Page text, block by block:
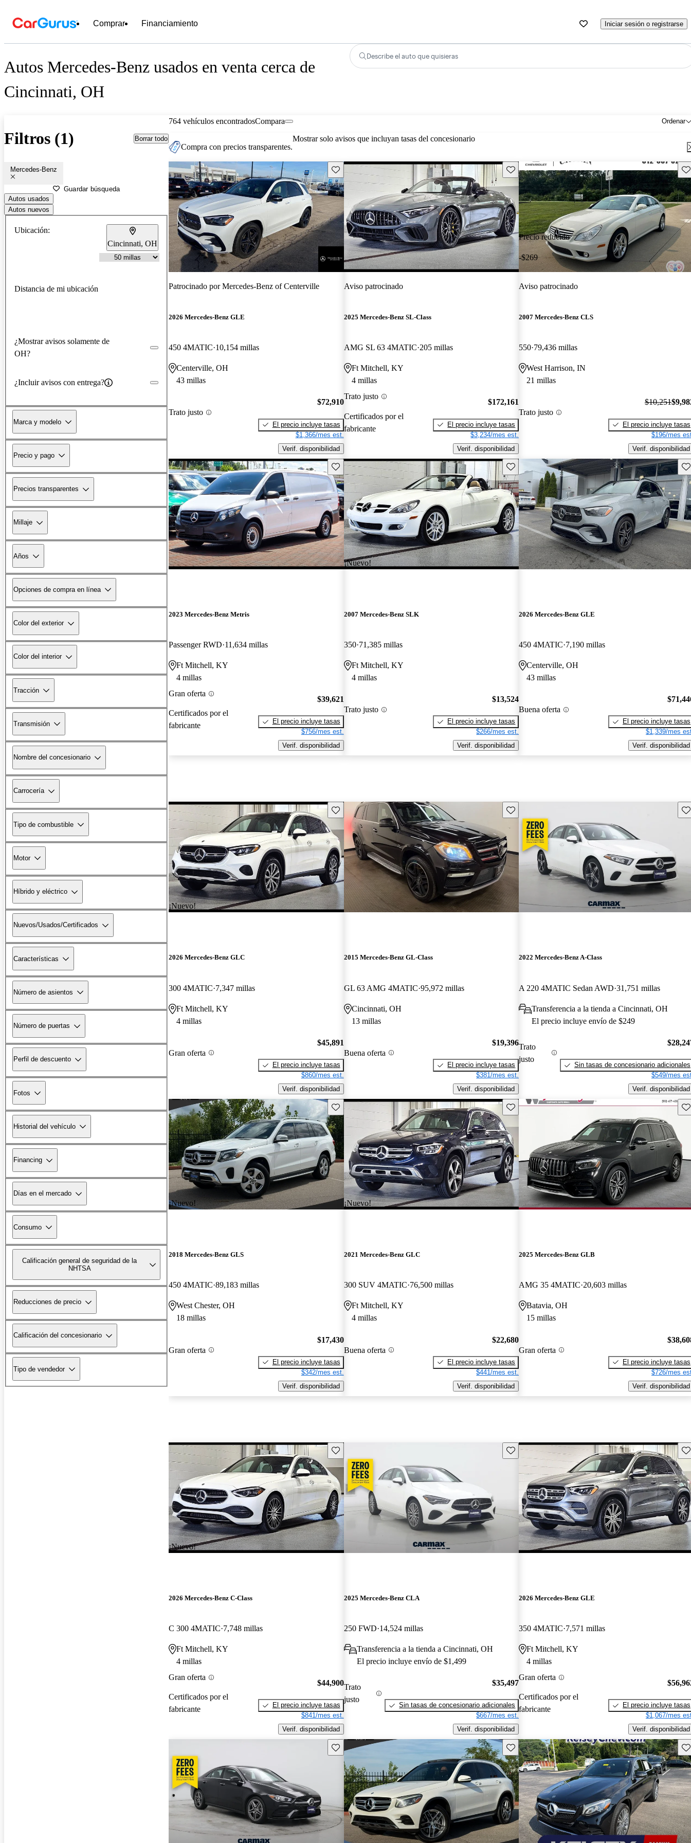
Comprar Financiamiento Iniciar sesión o registrarse
Autos Mercedes-Benz usados en venta cerca de
Cincinnati, OH
Describe el auto que quisieras
Filtros (1) Borrar todo
Mercedes-Benz
Guardar búsqueda
Autos usados
Autos nuevos
Ubicación:
Cincinnati, OH
Distancia de mi ubicación
¿Mostrar avisos solamente de
OH?
¿Incluir avisos con entrega?
Marca y modelo
Precio y pago
Precios transparentes
Millaje
Años
Opciones de compra en línea
Color del exterior
Color del interior
Tracción
Transmisión
Nombre del concesionario
Carrocería
Tipo de combustible
Motor
Híbrido y eléctrico
Nuevos/Usados/Certificados
Características
Número de asientos
Número de puertas
Perfil de descuento
Fotos
Historial del vehículo
Financing
Días en el mercado
Consumo
Calificación general de seguridad de la
NHTSA
Reducciones de precio
Calificación del concesionario
Tipo de vendedor
764 vehículos encontrados Ordenar
Compara
Compra con precios transparentes.
Mostrar solo avisos que incluyan tasas del concesionario
Guarda este Aviso
Patrocinado porMercedes-Benz of Centerville
2026 Mercedes-Benz GLE
450 4MATIC 10,154 millas
Centerville, OH
43 millas
Trato justo
$72,910
El precio incluye tasas
$1,366/mes est.
Verif. disponibilidad
Guarda este Aviso
Aviso patrocinado
2025 Mercedes-Benz SL-Class
AMG SL 63 4MATIC 205 millas
Ft Mitchell, KY
4 millas
Trato justo
Certificados por el
fabricante
$172,161
El precio incluye tasas
$3,234/mes est.
Verif. disponibilidad
Precio reducido
-$269
Aviso patrocinado
2007 Mercedes-Benz CLS
550 79,436 millas
West Harrison, IN
21 millas
Trato justo
$10,251
El precio incluye tasas
$196/mes
Verif. disponibilidad
Guarda este Aviso
2023 Mercedes-Benz Metris
Passenger RWD 11,634 millas
Ft Mitchell, KY
4 millas
Gran oferta
Certificados por el
fabricante
$39,621
El precio incluye tasas
$756/mes est.
Verif. disponibilidad
¡Nuevo!
Guarda este Aviso
2007 Mercedes-Benz SLK
350 71,385 millas
Ft Mitchell, KY
4 millas
Trato justo
$13,524
El precio incluye tasas
$266/mes est.
Verif. disponibilidad
2026 Mercedes-Benz GLE
450 4MATIC 7,190 millas
Centerville, OH
43 millas
Buena oferta
El precio incluye tasas
$1,339/mes
Verif. disponibilidad
¡Nuevo!
Guarda este Aviso
2026 Mercedes-Benz GLC
300 4MATIC 7,347 millas
Ft Mitchell, KY
4 millas
Gran oferta
$45,891
El precio incluye tasas
$860/mes est.
Verif. disponibilidad
Guarda este Aviso
2015 Mercedes-Benz GL-Class
GL 63 AMG 4MATIC 95,972 millas
Cincinnati, OH
13 millas
Buena oferta
$19,396
El precio incluye tasas
$381/mes est.
Verif. disponibilidad
2022 Mercedes-Benz A-Class
A 220 4MATIC Sedan AWD 31,751 millas
Transferencia a la tienda a Cincinnati, OH
El precio incluye envío de $249
Trato
justo
Sin tasas de concesionario adicionales
$549/mes
Verif. disponibilidad
¡Nuevo!
Guarda este Aviso
2018 Mercedes-Benz GLS
450 4MATIC 89,183 millas
West Chester, OH
18 millas
Gran oferta
$17,430
El precio incluye tasas
$342/mes est.
Verif. disponibilidad
¡Nuevo!
Guarda este Aviso
2021 Mercedes-Benz GLC
300 SUV 4MATIC 76,500 millas
Ft Mitchell, KY
4 millas
Buena oferta
$22,680
El precio incluye tasas
$441/mes est.
Verif. disponibilidad
2025 Mercedes-Benz GLB
AMG 35 4MATIC 20,603 millas
Batavia, OH
15 millas
Gran oferta
El precio incluye tasas
$726/mes
Verif. disponibilidad
¡Nuevo!
Guarda este Aviso
2026 Mercedes-Benz C-Class
C 300 4MATIC 7,748 millas
Ft Mitchell, KY
4 millas
Gran oferta
Certificados por el
fabricante
$44,900
El precio incluye tasas
$841/mes est.
Verif. disponibilidad
Guarda este Aviso
2025 Mercedes-Benz CLA
250 FWD 14,524 millas
Transferencia a la tienda a Cincinnati, OH
El precio incluye envío de $1,499
Trato
justo
$35,497
Sin tasas de concesionario adicionales
$667/mes est.
Verif. disponibilidad
2026 Mercedes-Benz GLE
350 4MATIC 7,571 millas
Ft Mitchell, KY
4 millas
Gran oferta
Certificados por el
fabricante
El precio incluye tasas
$1,067/mes
Verif. disponibilidad
Guarda este Aviso Guarda este Aviso